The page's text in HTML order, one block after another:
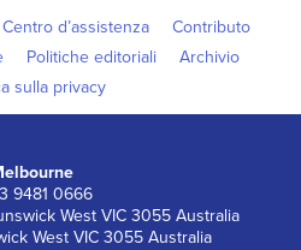
Centro d’assistenza
Contributo
Politiche editoriali
Archivio
sulla privacy
9481 0666
West VIC 3055 Australia
West VIC 3055 Australia